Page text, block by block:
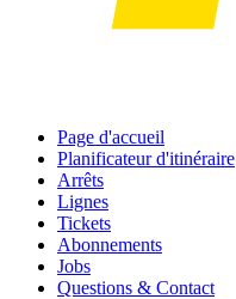
Page d'accueil
Planificateur d'itinéraire
Arrêts
Lignes
Tickets
Abonnements
Jobs
Questions & Contact